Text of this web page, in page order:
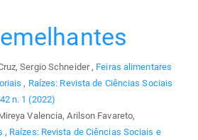
Sergio Schneider , Feiras alimentares
, Raízes: Revista de Ciências Sociais
n. 1 (2022)
Valencia, Arilson Favareto,
, Raízes: Revista de Ciências Sociais e